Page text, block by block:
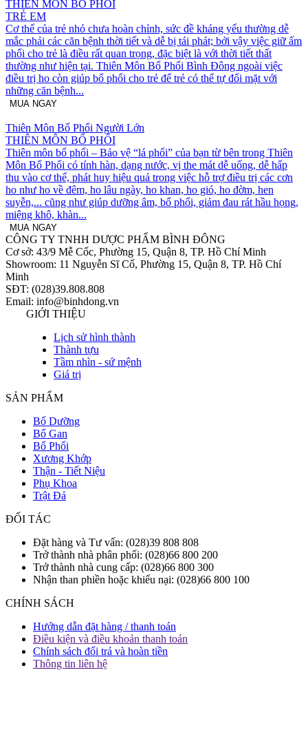
THIÊN MÔN BỔ PHỔI
TRẺ EM
Cơ thể của trẻ nhỏ chưa hoàn chỉnh, sức đề kháng yếu thường dễ
mắc phải các căn bệnh thời tiết và dễ bị tái phát; bởi vậy việc giữ ấm
phổi cho trẻ là điều rất quan trọng, đặc biệt là với thời tiết thất
thường như hiện tại. Thiên Môn Bổ Phổi Bình Đông ngoài việc
điều trị ho còn giúp bổ phổi cho trẻ để trẻ có thể tự đối mặt với
những căn bệnh...
MUA NGAY
Thiên Môn Bổ Phổi Người Lớn
THIÊN MÔN BỔ PHỔI
Thiên môn bổ phổi – Bảo vệ “lá phổi” của bạn từ bên trong Thiên
Môn Bổ Phổi có tính hàn, dạng nước, vị the mát dễ uống, dễ hấp
thu vào cơ thể, phát huy hiệu quả trong việc hỗ trợ điều trị các cơn
ho như ho về đêm, ho lâu ngày, ho khan, ho gió, ho đờm, hen
suyễn,... cũng như giúp dưỡng âm, bổ phổi, giảm đau rát hầu họng,
miệng khô, khàn...
MUA NGAY
CÔNG TY TNHH DƯỢC PHẨM BÌNH ĐÔNG
Cơ sở: 43/9 Mễ Cốc, Phường 15, Quận 8, TP. Hồ Chí Minh
Showroom: 11 Nguyễn Sĩ Cố, Phường 15, Quận 8, TP. Hồ Chí
Minh
SĐT: (028)39.808.808
Email: info@binhdong.vn
GIỚI THIỆU
Lịch sử hình thành
Thành tựu
Tầm nhìn - sứ mệnh
Giá trị
SẢN PHẨM
Bổ Dưỡng
Bổ Gan
Bổ Phổi
Xương Khớp
Thận - Tiết Niệu
Phụ Khoa
Trật Đả
ĐỐI TÁC
Đặt hàng và Tư vấn: (028)39 808 808
Trở thành nhà phân phối: (028)66 800 200
Trở thành nhà cung cấp: (028)66 800 300
Nhận than phiền hoặc khiếu nại: (028)66 800 100
CHÍNH SÁCH
Hướng dẫn đặt hàng / thanh toán
Điều kiện và điều khoản thanh toán
Chính sách đổi trả và hoàn tiền
Thông tin liên hệ